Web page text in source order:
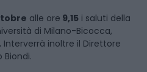
alle ore 9,15 i saluti della
di Milano-Bicocca,
Interverrà inoltre il Direttore
Biondi.